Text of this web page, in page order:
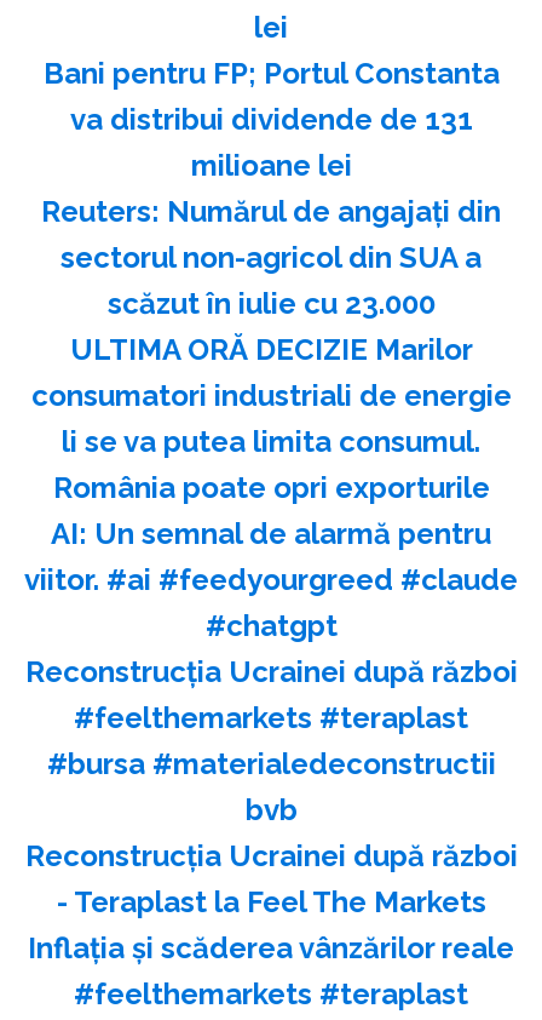
lei
Bani pentru FP; Portul Constanta
va distribui dividende de 131
milioane lei
Reuters: Numărul de angajaţi din
sectorul non-agricol din SUA a
scăzut în iulie cu 23.000
ULTIMA ORĂ DECIZIE Marilor
consumatori industriali de energie
li se va putea limita consumul.
România poate opri exporturile
AI: Un semnal de alarmă pentru
viitor. #ai #feedyourgreed #claude
#chatgpt
Reconstrucția Ucrainei după război
#feelthemarkets #teraplast
#bursa #materialedeconstructii
bvb
Reconstrucția Ucrainei după război
- Teraplast la Feel The Markets
Inflația și scăderea vânzărilor reale
#feelthemarkets #teraplast